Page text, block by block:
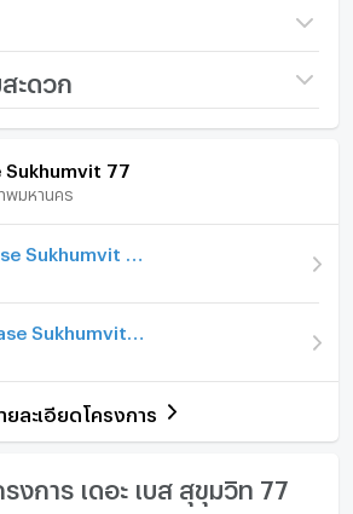
1 เดือน
The Base Sukhumvit 77
/ เดือน
30 ตร.ม.
ะดวก
ภายในโครงการ
น/น้ำอุ่น
digital lock
Sukhumvit 77
พมหานคร
ยละเอียดโครงการ
รงการ เดอะ เบส สุขุมวิท 77